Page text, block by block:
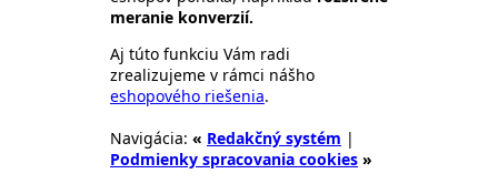
meranie konverzií.
Aj túto funkciu Vám radi
zrealizujeme v rámci nášho
eshopového riešenia.
Navigácia: « Redakčný systém |
Podmienky spracovania cookies »